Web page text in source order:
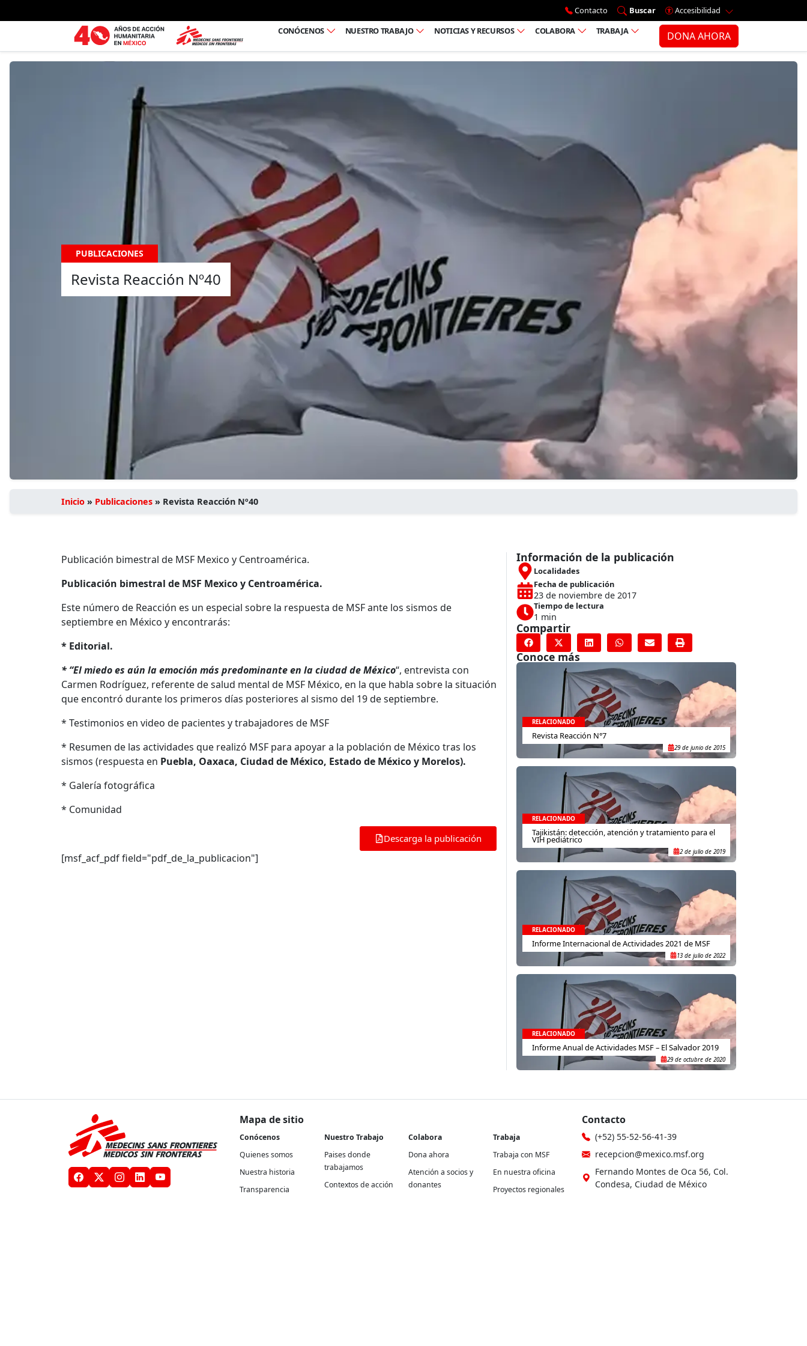
Ir al menú principal
Contacto Buscar
Accesibilidad
CONÓCENOS
NUESTRO TRABAJO NOTICIAS Y RECURSOS COLABORA TRABAJA DONA AHORA
PUBLICACIONES
Revista Reacción Nº40
Inicio » Publicaciones » Revista Reacción Nº40
Publicación bimestral de MSF Mexico y Centroamérica.
Publicación bimestral de MSF Mexico y Centroamérica.
Este número de Reacción es un especial sobre la respuesta de MSF ante los sismos de
septiembre en México y encontrarás:
* Editorial.
* “El miedo es aún la emoción más predominante en la ciudad de México“, entrevista con
Carmen Rodríguez, referente de salud mental de MSF México, en la que habla sobre la situación
que encontró durante los primeros días posteriores al sismo del 19 de septiembre.
* Testimonios en video de pacientes y trabajadores de MSF
* Resumen de las actividades que realizó MSF para apoyar a la población de México tras los
sismos (respuesta en Puebla, Oaxaca, Ciudad de México, Estado de México y Morelos).
* Galería fotográfica
* Comunidad
Descarga la publicación
[msf_acf_pdf field="pdf_de_la_publicacion"]
Información de la publicación
Localidades
Fecha de publicación
23 de noviembre de 2017
Tiempo de lectura
1 min
Compartir
Conoce más
RELACIONADO
Revista Reacción N°7
29 de junio de 2015
RELACIONADO
Tajikistán: detección, atención y tratamiento para el
VIH pediátrico
2 de julio de 2019
RELACIONADO
Informe Internacional de Actividades 2021 de MSF
13 de julio de 2022
RELACIONADO
Informe Anual de Actividades MSF – El Salvador 2019
29 de octubre de 2020
Mapa de sitio
Conócenos
Quienes somos
Nuestra historia
Transparencia
Nuestro Trabajo
Paises donde
trabajamos
Contextos de acción
Colabora
Dona ahora
Atención a socios y
donantes
Trabaja
Trabaja con MSF
En nuestra oficina
Proyectos regionales
Contacto
(+52) 55-52-56-41-39
recepcion@mexico.msf.org
Fernando Montes de Oca 56, Col.
Condesa, Ciudad de México